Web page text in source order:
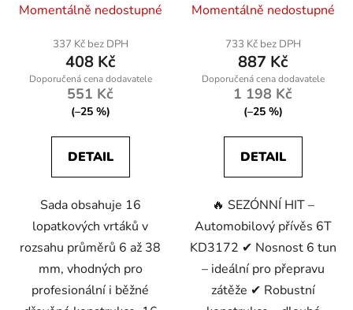
Momentálně nedostupné
337 Kč bez DPH
408 Kč
551 Kč
(–25 %)
DETAIL
Sada obsahuje 16
lopatkových vrtáků v
rozsahu průměrů 6 až 38
mm, vhodných pro
profesionální i běžné
Momentálně nedostupné
733 Kč bez DPH
887 Kč
1 198 Kč
(–25 %)
DETAIL
🔥 SEZÓNNÍ HIT –
Automobilový přívěs 6T
KD3172 ✔ Nosnost 6 tun
– ideální pro přepravu
zátěže ✔ Robustní